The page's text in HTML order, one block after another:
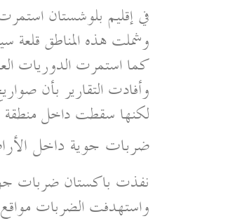
في إقليم بلوشستان
وشملت هذه المناطق
كما استمرت الدوريات
وأفادت التقارير بأن
لكنها سقطت داخل
ضربات جوية داخل
نفذت باكستان ضربات جوية
واستهدفت الضربات مواقع